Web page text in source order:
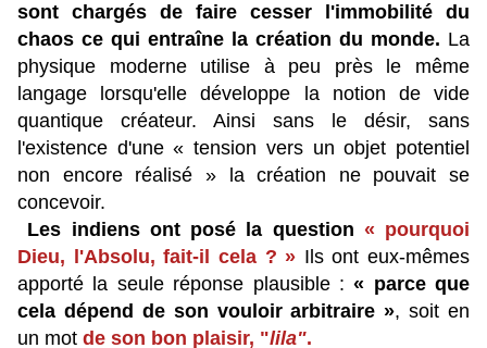
sont chargés de faire cesser l'immobilité du
chaos ce qui entraîne la création du monde. La
physique moderne utilise à peu près le même
langage lorsqu'elle développe la notion de vide
quantique créateur. Ainsi sans le désir, sans
l'existence d'une « tension vers un objet potentiel
non encore réalisé » la création ne pouvait se
concevoir.
Les indiens ont posé la question « pourquoi
Dieu, l'Absolu, fait-il cela ? » Ils ont eux-mêmes
apporté la seule réponse plausible :« parce que
cela dépend de son vouloir arbitraire », soit en
un mot de son bon plaisir, "lila".